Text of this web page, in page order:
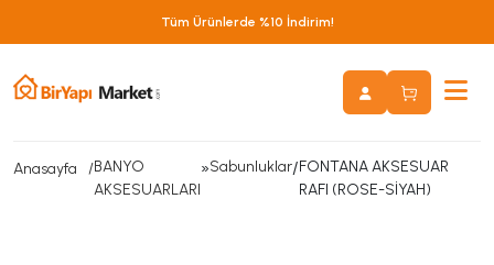
Tüm Ürünlerde %10 İndirim!
Anasayfa
BANYO
AKSESUARLARI
»Sabunluklar/FONTANA AKSESUAR
RAFI (ROSE-SİYAH)